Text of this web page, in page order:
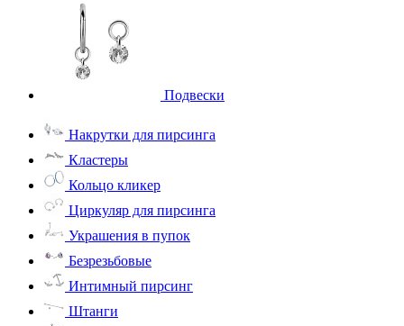
Подвески
Накрутки для пирсинга
Кластеры
Кольцо кликер
Циркуляр для пирсинга
Украшения в пупок
Безрезьбовые
Интимный пирсинг
Штанги